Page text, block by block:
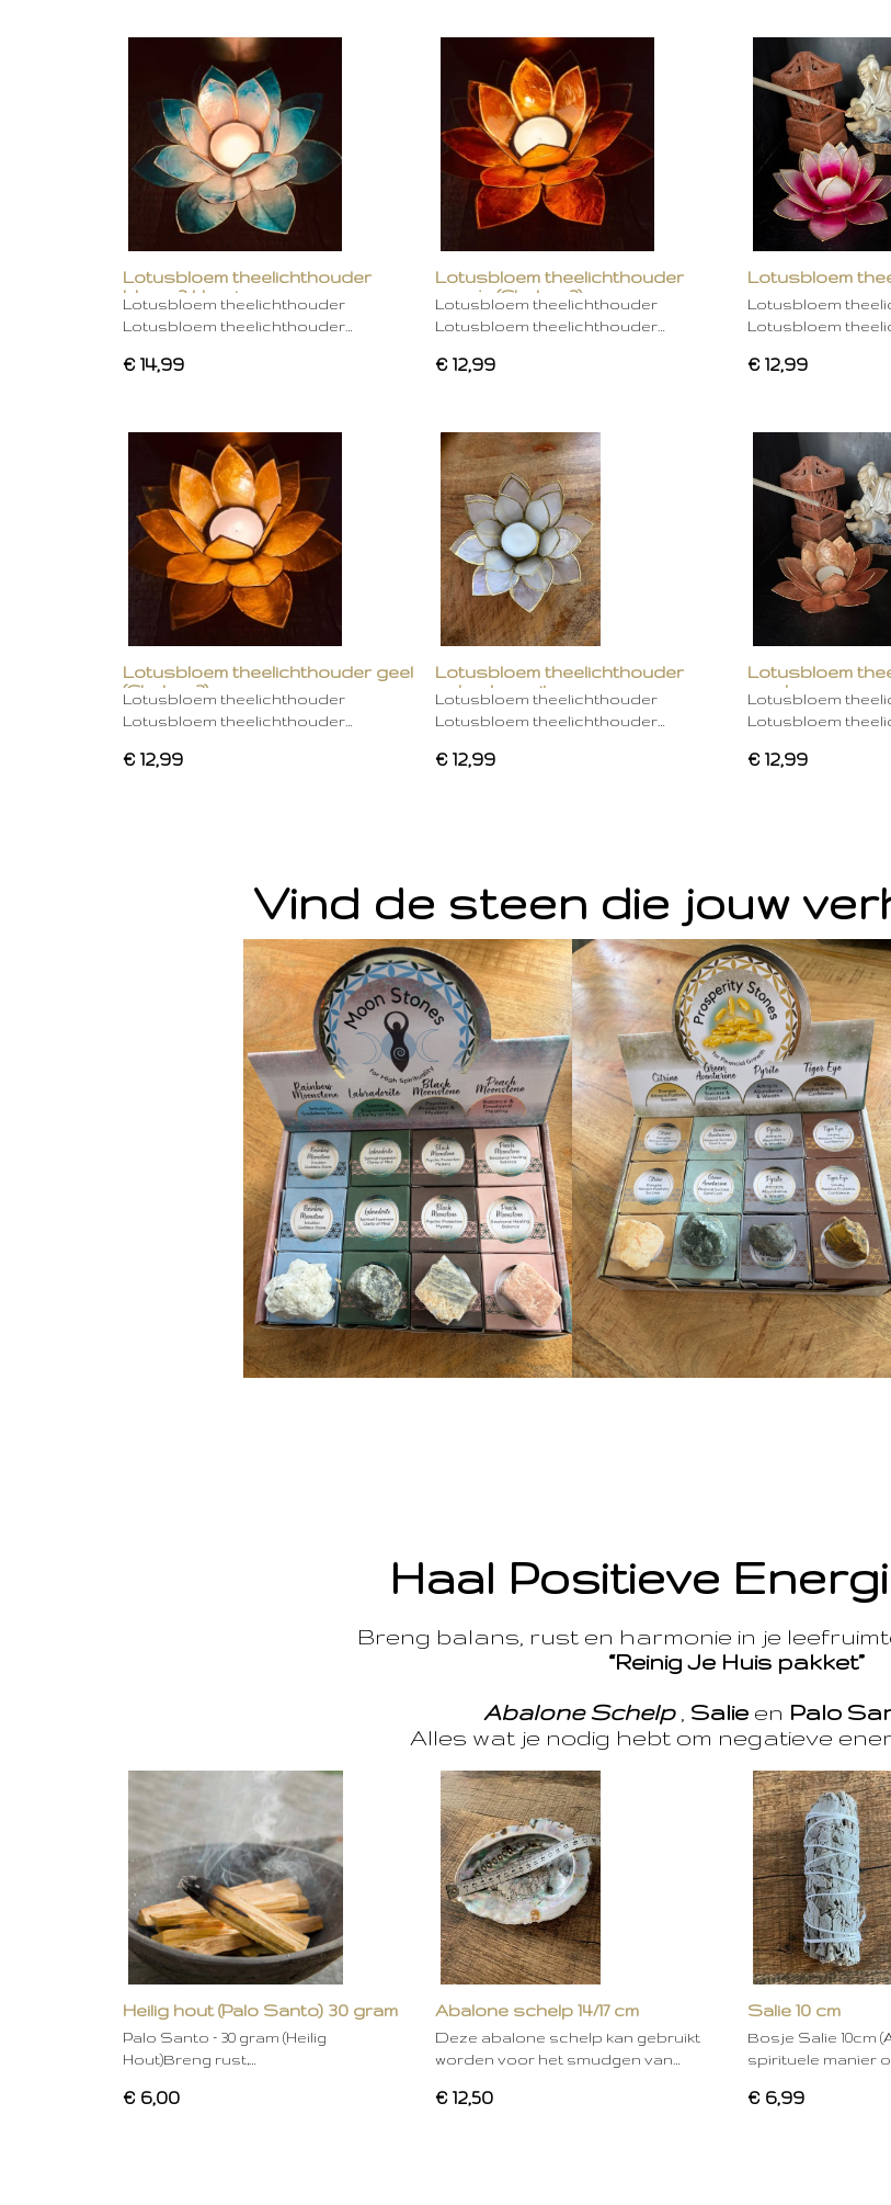
Lotusbloem theelichthouder
blauw 2 kleurig
Lotusbloem theelichthouder
Lotusbloem theelichthouder…
€ 14,99
Lotusbloem theelichthouder
oranje (Chakra 2)
Lotusbloem theelichthouder
Lotusbloem theelichthouder…
€ 12,99
Lotusbloem
rose
Lotusbloem
Lotusbloem
€ 12,99
Lotusbloem theelichthouder geel
(Chakra 3)
Lotusbloem theelichthouder
Lotusbloem theelichthouder…
€ 12,99
Lotusbloem theelichthouder
gebroken wit
Lotusbloem theelichthouder
Lotusbloem theelichthouder…
€ 12,99
Lotusbloem
mocha
Lotusbloem
Lotusbloem
€ 12,99
Vind de steen die jouw
Haal Positieve
Breng balans, rust en harmonie in je
“Reinig Je Huis pakket”
Abalone Schelp, Salie en Palo
Alles wat je nodig hebt om negatieve
Heilig hout (Palo Santo) 30 gram
Palo Santo – 30 gram (Heilig
Hout)Breng rust,…
€ 6,00
Abalone schelp 14/17 cm
Deze abalone schelp kan gebruikt
worden voor het smudgen van…
€ 12,50
Salie 10 cm
Bosje Salie 10cm
spirituele manier
€ 6,99